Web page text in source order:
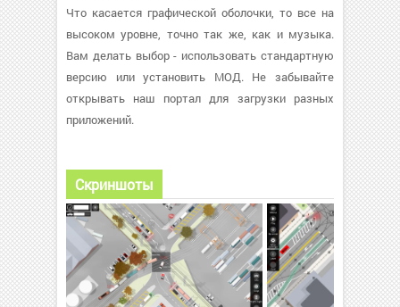
Что касается графической оболочки, то все на
высоком уровне, точно так же, как и музыка.
Вам делать выбор - использовать стандартную
версию или установить МОД. Не забывайте
открывать наш портал для загрузки разных
приложений.
Скриншоты